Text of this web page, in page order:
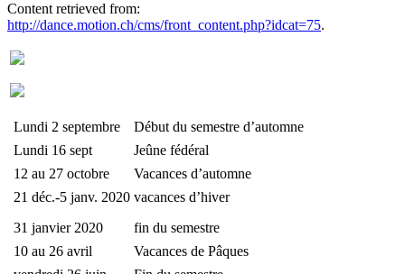
Content retrieved from:
http://dance.motion.ch/cms/front_content.php?idcat=75.
Lundi 2 septembre
Début du semestre d’automne
Lundi 16 sept
Jeûne fédéral
12 au 27 octobre
Vacances d’automne
21 déc.-5 janv. 2020 vacances d’hiver
31 janvier 2020
fin du semestre
10 au 26 avril
Vacances de Pâques